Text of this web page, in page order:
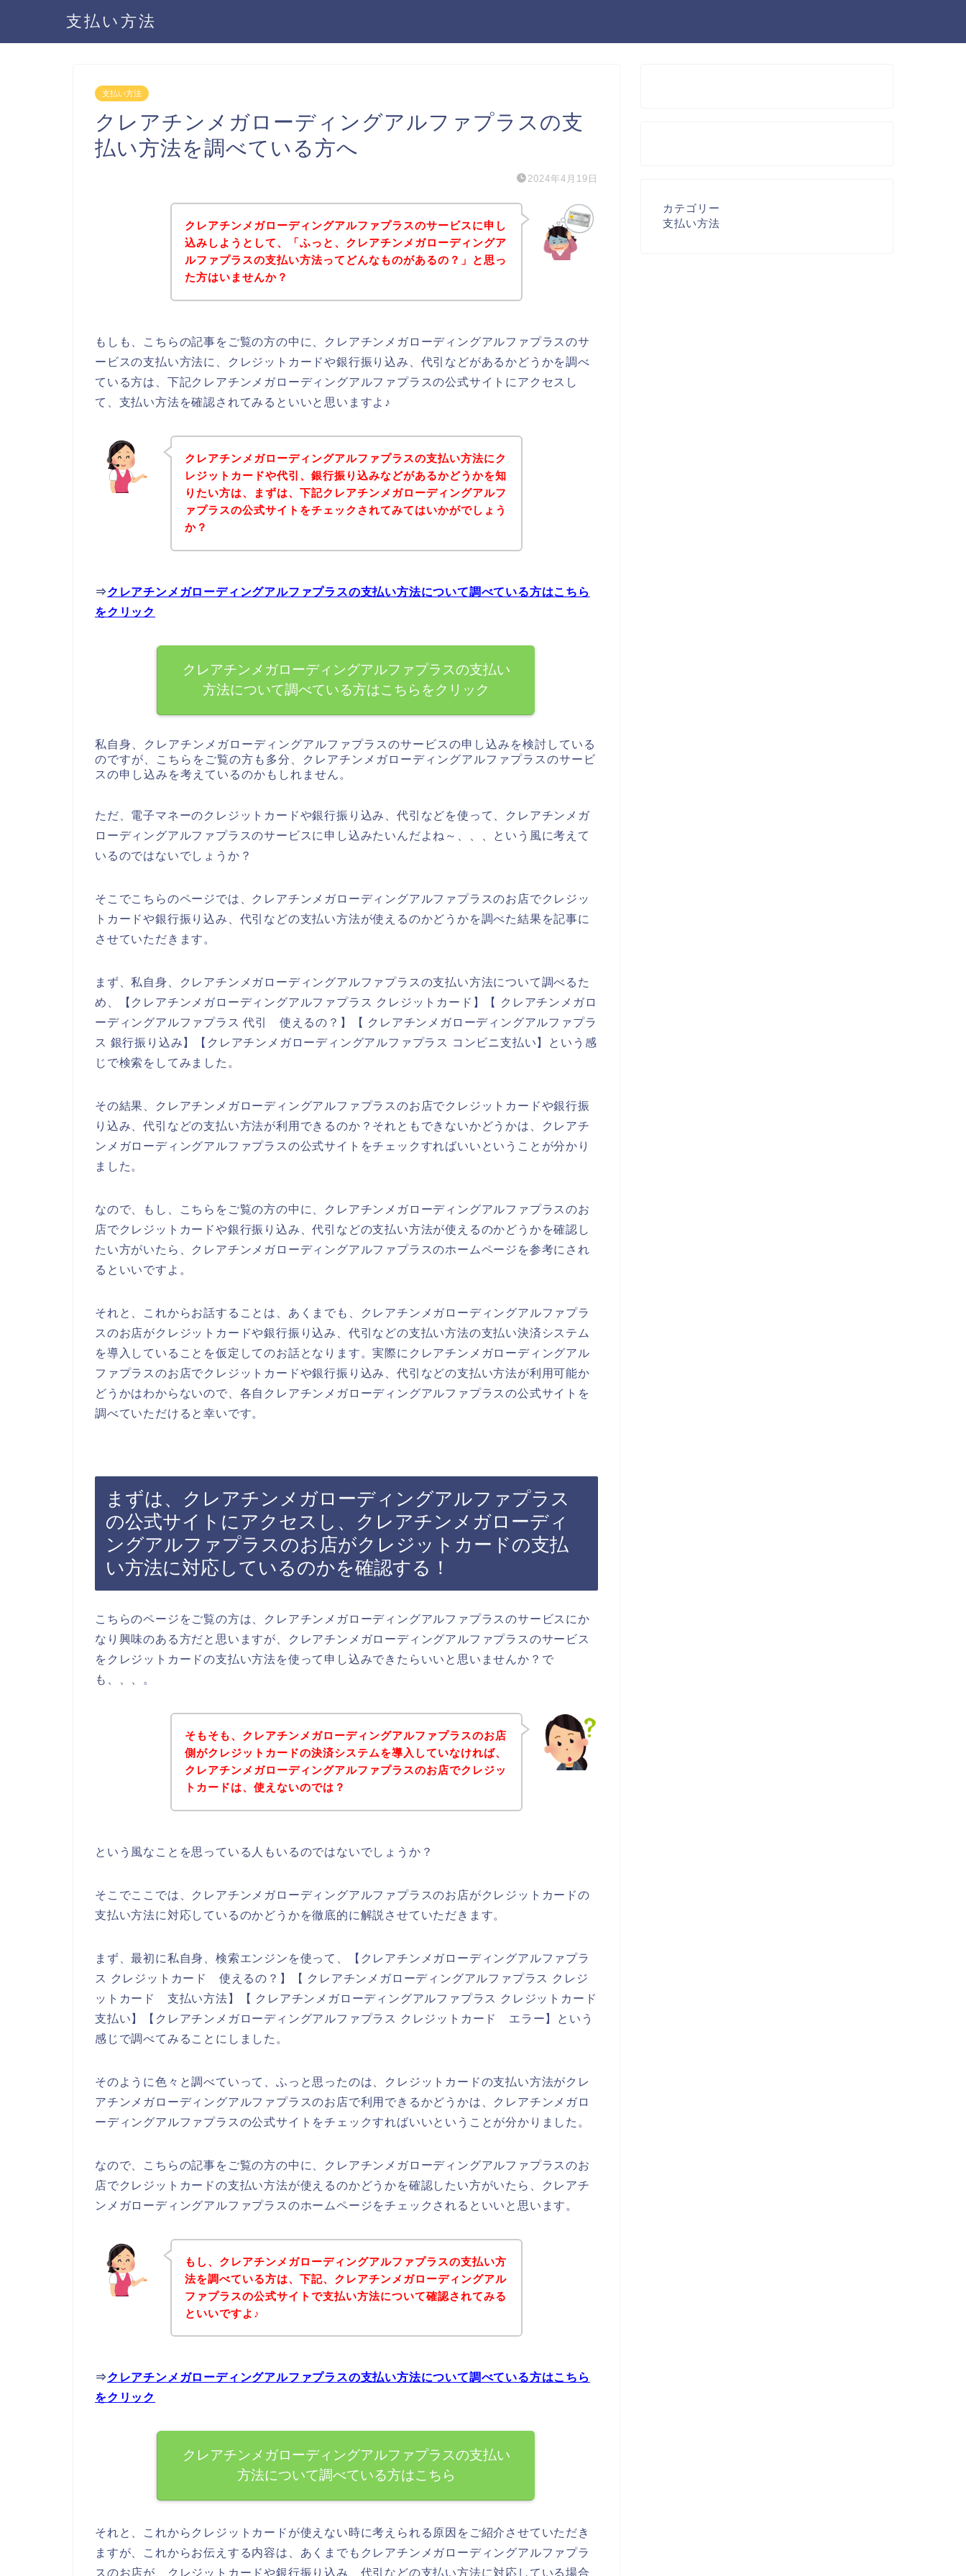
支払い方法
支払い方法
クレアチンメガローディングアルファプラスの支
払い方法を調べている方へ
2024年4月19日
クレアチンメガローディングアルファプラスのサービスに申し
込みしようとして、「ふっと、クレアチンメガローディングア
ルファプラスの支払い方法ってどんなものがあるの？」と思っ
た方はいませんか？
もしも、こちらの記事をご覧の方の中に、クレアチンメガローディングアルファプラスのサ
ービスの支払い方法に、クレジットカードや銀行振り込み、代引などがあるかどうかを調べ
ている方は、下記クレアチンメガローディングアルファプラスの公式サイトにアクセスし
て、支払い方法を確認されてみるといいと思いますよ♪
クレアチンメガローディングアルファプラスの支払い方法にク
レジットカードや代引、銀行振り込みなどがあるかどうかを知
りたい方は、まずは、下記クレアチンメガローディングアルフ
ァプラスの公式サイトをチェックされてみてはいかがでしょう
か？
⇒クレアチンメガローディングアルファプラスの支払い方法について調べている方はこちら
をクリック
クレアチンメガローディングアルファプラスの支払い
方法について調べている方はこちらをクリック
私自身、クレアチンメガローディングアルファプラスのサービスの申し込みを検討している
のですが、こちらをご覧の方も多分、クレアチンメガローディングアルファプラスのサービ
スの申し込みを考えているのかもしれません。
ただ、電子マネーのクレジットカードや銀行振り込み、代引などを使って、クレアチンメガ
ローディングアルファプラスのサービスに申し込みたいんだよね～、、、という風に考えて
いるのではないでしょうか？
そこでこちらのページでは、クレアチンメガローディングアルファプラスのお店でクレジッ
トカードや銀行振り込み、代引などの支払い方法が使えるのかどうかを調べた結果を記事に
させていただきます。
まず、私自身、クレアチンメガローディングアルファプラスの支払い方法について調べるた
め、【クレアチンメガローディングアルファプラス クレジットカード】【 クレアチンメガロ
ーディングアルファプラス 代引 使えるの？】【 クレアチンメガローディングアルファプラ
ス 銀行振り込み】【クレアチンメガローディングアルファプラス コンビニ支払い】という感
じで検索をしてみました。
その結果、クレアチンメガローディングアルファプラスのお店でクレジットカードや銀行振
り込み、代引などの支払い方法が利用できるのか？それともできないかどうかは、クレアチ
ンメガローディングアルファプラスの公式サイトをチェックすればいいということが分かり
ました。
なので、もし、こちらをご覧の方の中に、クレアチンメガローディングアルファプラスのお
店でクレジットカードや銀行振り込み、代引などの支払い方法が使えるのかどうかを確認し
たい方がいたら、クレアチンメガローディングアルファプラスのホームページを参考にされ
るといいですよ。
それと、これからお話することは、あくまでも、クレアチンメガローディングアルファプラ
スのお店がクレジットカードや銀行振り込み、代引などの支払い方法の支払い決済システム
を導入していることを仮定してのお話となります。実際にクレアチンメガローディングアル
ファプラスのお店でクレジットカードや銀行振り込み、代引などの支払い方法が利用可能か
どうかはわからないので、各自クレアチンメガローディングアルファプラスの公式サイトを
調べていただけると幸いです。
まずは、クレアチンメガローディングアルファプラス
の公式サイトにアクセスし、クレアチンメガローディ
ングアルファプラスのお店がクレジットカードの支払
い方法に対応しているのかを確認する！
こちらのページをご覧の方は、クレアチンメガローディングアルファプラスのサービスにか
なり興味のある方だと思いますが、クレアチンメガローディングアルファプラスのサービス
をクレジットカードの支払い方法を使って申し込みできたらいいと思いませんか？で
も、、、。
そもそも、クレアチンメガローディングアルファプラスのお店
側がクレジットカードの決済システムを導入していなければ、
クレアチンメガローディングアルファプラスのお店でクレジッ
トカードは、使えないのでは？
という風なことを思っている人もいるのではないでしょうか？
そこでここでは、クレアチンメガローディングアルファプラスのお店がクレジットカードの
支払い方法に対応しているのかどうかを徹底的に解説させていただきます。
まず、最初に私自身、検索エンジンを使って、【クレアチンメガローディングアルファプラ
ス クレジットカード 使えるの？】【 クレアチンメガローディングアルファプラス クレジ
ットカード 支払い方法】【 クレアチンメガローディングアルファプラス クレジットカード
支払い】【クレアチンメガローディングアルファプラス クレジットカード エラー】という
感じで調べてみることにしました。
そのように色々と調べていって、ふっと思ったのは、クレジットカードの支払い方法がクレ
アチンメガローディングアルファプラスのお店で利用できるかどうかは、クレアチンメガロ
ーディングアルファプラスの公式サイトをチェックすればいいということが分かりました。
なので、こちらの記事をご覧の方の中に、クレアチンメガローディングアルファプラスのお
店でクレジットカードの支払い方法が使えるのかどうかを確認したい方がいたら、クレアチ
ンメガローディングアルファプラスのホームページをチェックされるといいと思います。
もし、クレアチンメガローディングアルファプラスの支払い方
法を調べている方は、下記、クレアチンメガローディングアル
ファプラスの公式サイトで支払い方法について確認されてみる
といいですよ♪
⇒クレアチンメガローディングアルファプラスの支払い方法について調べている方はこちら
をクリック
クレアチンメガローディングアルファプラスの支払い
方法について調べている方はこちら
それと、これからクレジットカードが使えない時に考えられる原因をご紹介させていただき
ますが、これからお伝えする内容は、あくまでもクレアチンメガローディングアルファプラ
スのお店が、クレジットカードや銀行振り込み、代引などの支払い方法に対応している場合
カテゴリー
支払い方法